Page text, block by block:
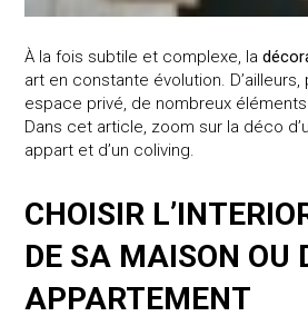
À la fois subtile et complexe, la
art en constante évolution.
espace privé, de nombreux
Dans cet article, zoom sur la déco
appart et d’un coliving.
CHOISIR
DE SA MAISON OU
APPARTEMENT